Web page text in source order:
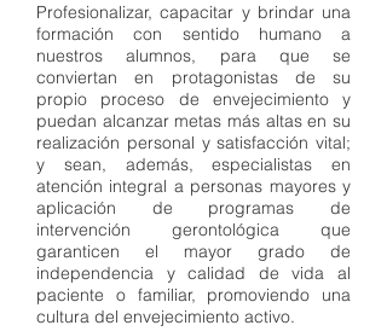
Profesionalizar, capacitar y brindar una
formación con sentido humano a
nuestros alumnos, para que se
conviertan en protagonistas de su
propio proceso de envejecimiento y
puedan alcanzar metas más altas en su
realización personal y satisfacción vital;
y sean, además, especialistas en
atención integral a personas mayores y
aplicación de programas de
intervención gerontológica que
garanticen el mayor grado de
independencia y calidad de vida al
paciente o familiar, promoviendo una
cultura del envejecimiento activo.